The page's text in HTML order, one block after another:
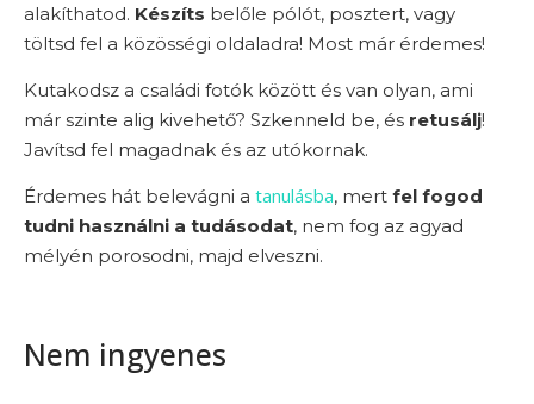
alakíthatod. Készíts belőle pólót, posztert, vagy
töltsd fel a közösségi oldaladra! Most már érdemes!
Kutakodsz a családi fotók között és van olyan, ami
már szinte alig kivehető? Szkenneld be, és retusálj!
Javítsd fel magadnak és az utókornak.
Érdemes hát belevágni a tanulásba, mert fel fogod
tudni használni a tudásodat, nem fog az agyad
mélyén porosodni, majd elveszni.
Nem ingyenes